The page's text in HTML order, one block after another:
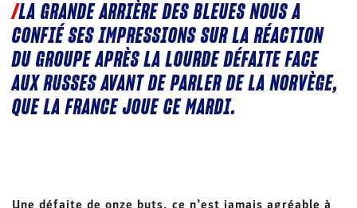
LA GRANDE ARRIÈRE DES BLEUES NOUS A
CONFIÉ SES IMPRESSIONS SUR LA RÉACTION
DU GROUPE APRÈS LA LOURDE DÉFAITE FACE
AUX RUSSES AVANT DE PARLER DE LA NORVÈGE,
QUE LA FRANCE JOUE CE MARDI.
Une défaite de onze buts, ce n’est jamais agréable à